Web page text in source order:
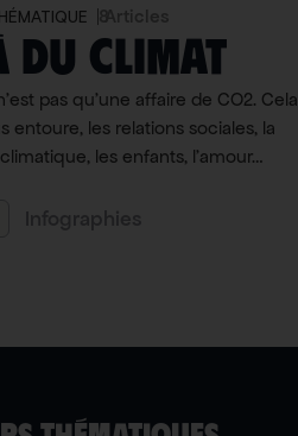
du climat
pas qu’une affaire de CO2. Cela
les relations sociales, la
les enfants, l’amour…